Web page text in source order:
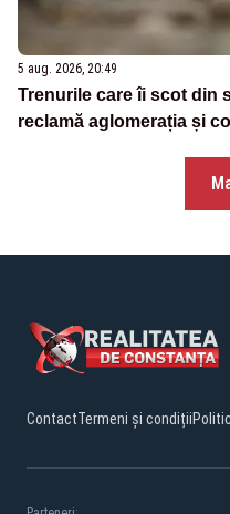
5 aug. 2026, 20:49
Trenurile care îi scot din
reclamă aglomerația și
ContactTermeni și condiții